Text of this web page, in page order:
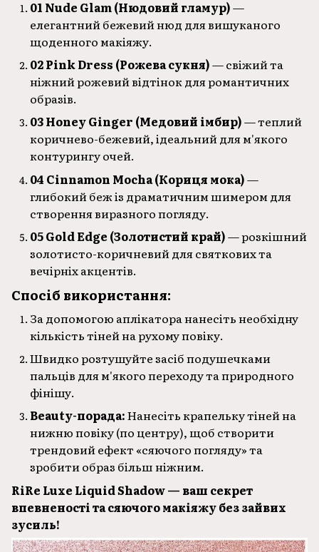
01 Nude Glam (Нюдовий гламур)—
елегантний бежевий нюд для вишуканого
щоденного макіяжу.
02 Pink Dress (Рожева сукня)— свіжий та
ніжний рожевий відтінок для романтичних
образів.
03 Honey Ginger (Медовий імбир)— теплий
коричнево-бежевий, ідеальний для м'якого
контурингу очей.
04 Cinnamon Mocha (Кориця мока)—
глибокий беж із драматичним шимером для
створення виразного погляду.
05 Gold Edge (Золотистий край)— розкішний
золотисто-коричневий для святкових та
вечірніх акцентів.
Спосіб використання:
За допомогою аплікатора нанесіть необхідну
кількість тіней на рухому повіку.
Швидко розтушуйте засіб подушечками
пальців для м'якого переходу та природного
фінішу.
Beauty-порада:Нанесіть крапельку тіней на
нижню повіку (по центру), щоб створити
трендовий ефект «сяючого погляду» та
зробити образ більш ніжним.
RiRe Luxe Liquid Shadow — ваш секрет
впевненості та сяючого макіяжу без зайвих
зусиль!